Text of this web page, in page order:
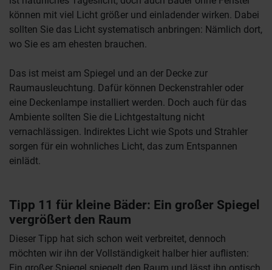
können mit viel Licht größer und einladender wirken. Dabei
sollten Sie das Licht systematisch anbringen: Nämlich dort,
wo Sie es am ehesten brauchen.
Das ist meist am Spiegel und an der Decke zur
Raumausleuchtung. Dafür können Deckenstrahler oder
eine Deckenlampe installiert werden. Doch auch für das
Ambiente sollten Sie die Lichtgestaltung nicht
vernachlässigen. Indirektes Licht wie Spots und Strahler
sorgen für ein wohnliches Licht, das zum Entspannen
einlädt.
Tipp 11 für kleine Bäder: Ein großer Spiegel
vergrößert den Raum
Dieser Tipp hat sich schon weit verbreitet, dennoch
möchten wir ihn der Vollständigkeit halber hier auflisten: